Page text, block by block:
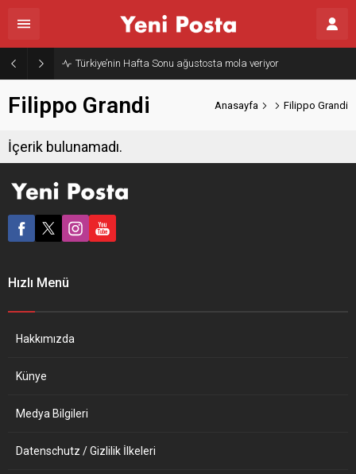
Türkiye’nin Hafta Sonu ağustosta mola veriyor
Filippo Grandi Anasayfa Filippo Grandi
İçerik bulunamadı.
Hızlı Menü
Hakkımızda
Künye
Medya Bilgileri
Datenschutz / Gizlilik İlkeleri